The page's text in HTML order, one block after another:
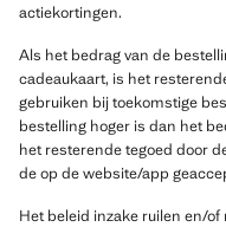
actiekortingen.
Als het bedrag van de
cadeaukaart, is het
gebruiken bij toekomstige
bestelling hoger is dan het
het resterende tegoed door
de op de website/app
Het beleid inzake ruilen en/